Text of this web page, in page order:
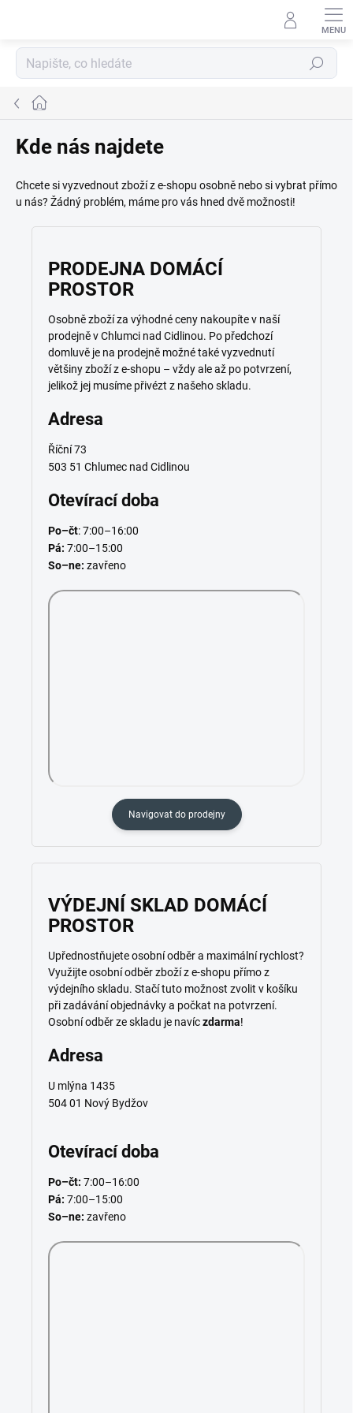
Hledat
Domů
Kde nás najdete
Chcete si vyzvednout zboží z e-shopu osobně nebo si vybrat přímo
u nás? Žádný problém, máme pro vás hned dvě možnosti!
PRODEJNA DOMÁCÍ
PROSTOR
Osobně zboží za výhodné ceny nakoupíte v naší
prodejně v Chlumci nad Cidlinou. Po předchozí
domluvě je na prodejně možné také vyzvednutí
většiny zboží z e-shopu – vždy ale až po potvrzení,
jelikož jej musíme přivézt z našeho skladu.
Adresa
Říční 73
503 51 Chlumec nad Cidlinou
Otevírací doba
Po–čt: 7:00–16:00
Pá: 7:00–15:00
So–ne: zavřeno
Navigovat do prodejny
VÝDEJNÍ SKLAD DOMÁCÍ
PROSTOR
Upřednostňujete osobní odběr a maximální rychlost?
Využijte osobní odběr zboží z e-shopu přímo z
výdejního skladu. Stačí tuto možnost zvolit v košíku
při zadávání objednávky a počkat na potvrzení.
Osobní odběr ze skladu je navíczdarma!
Adresa
U mlýna 1435
504 01 Nový Bydžov
Otevírací doba
Po–čt: 7:00–16:00
Pá: 7:00–15:00
So–ne: zavřeno